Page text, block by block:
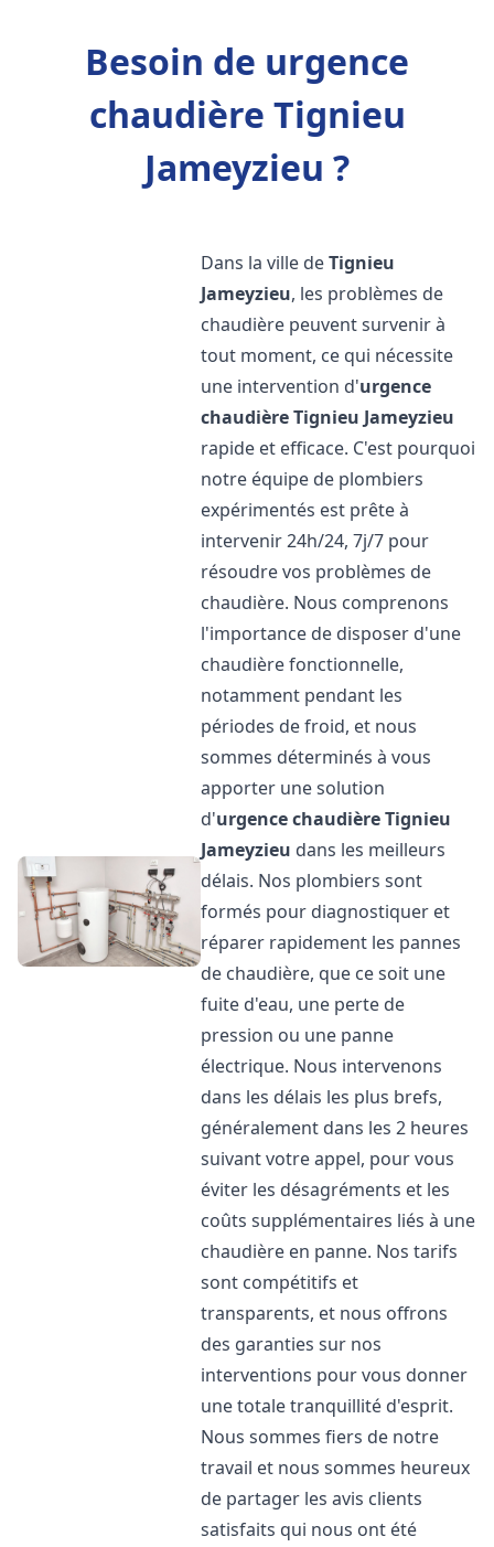
Besoin de urgence
chaudière Tignieu
Jameyzieu ?
Dans la ville deTignieu
Jameyzieu, les problèmes de
chaudière peuvent survenir à
tout moment, ce qui nécessite
une intervention d'urgence
chaudièreTignieu Jameyzieu
rapide et efficace. C'est pourquoi
notre équipe de plombiers
expérimentés est prête à
intervenir 24h/24, 7j/7 pour
résoudre vos problèmes de
chaudière. Nous comprenons
l'importance de disposer d'une
chaudière fonctionnelle,
notamment pendant les
périodes de froid, et nous
sommes déterminés à vous
apporter une solution
d'urgence chaudièreTignieu
Jameyzieu dans les meilleurs
délais. Nos plombiers sont
formés pour diagnostiquer et
réparer rapidement les pannes
de chaudière, que ce soit une
fuite d'eau, une perte de
pression ou une panne
électrique. Nous intervenons
dans les délais les plus brefs,
généralement dans les 2 heures
suivant votre appel, pour vous
éviter les désagréments et les
coûts supplémentaires liés à une
chaudière en panne. Nos tarifs
sont compétitifs et
transparents, et nous offrons
des garanties sur nos
interventions pour vous donner
une totale tranquillité d'esprit.
Nous sommes fiers de notre
travail et nous sommes heureux
de partager les avis clients
satisfaits qui nous ont été